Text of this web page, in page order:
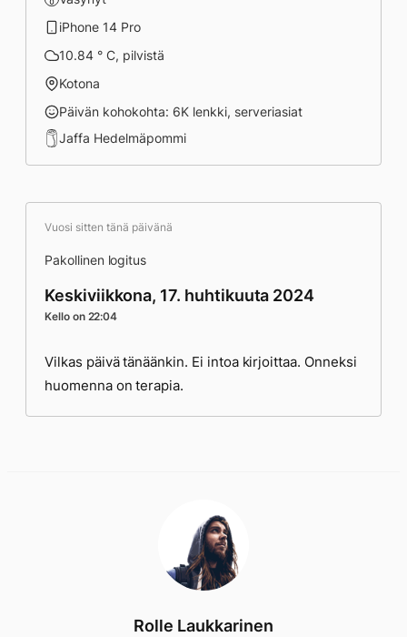
iPhone 14 Pro
10.84 ° C, pilvistä
Kotona
Päivän kohokohta: 6K lenkki, serveriasiat
Jaffa Hedelmäpommi
Vuosi sitten tänä päivänä
Pakollinen logitus
Keskiviikkona, 17. huhtikuuta 2024
Kello on 22:04
Vilkas päivä tänäänkin. Ei intoa kirjoittaa. Onneksi
huomenna on terapia.
Rolle Laukkarinen